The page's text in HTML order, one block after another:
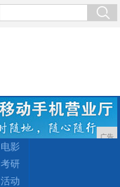
广告
电影
考研
活动